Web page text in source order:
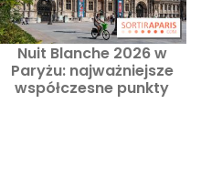
Nuit Blanche 2026 w
Paryżu: najważniejsze
współczesne punkty